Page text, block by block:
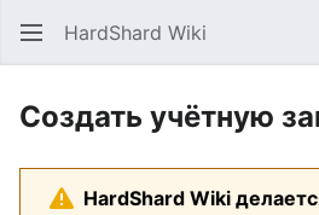
HardShard Wiki
Создать учётную
HardShard Wiki